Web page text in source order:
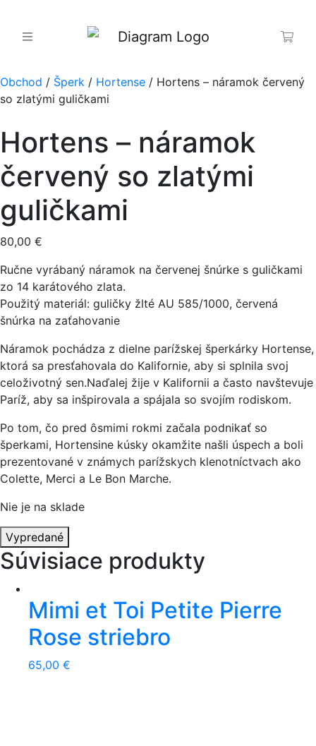
Obchod / Šperk / Hortense / Hortens – náramok červený
so zlatými guličkami
Hortens – náramok
červený so zlatými
guličkami
80,00 €
Ručne vyrábaný náramok na červenej šnúrke s guličkami
zo 14 karátového zlata.
Použitý materiál: guličky žlté AU 585/1000, červená
šnúrka na zaťahovanie
Náramok pochádza z dielne parížskej šperkárky Hortense,
ktorá sa presťahovala do Kalifornie, aby si splnila svoj
celoživotný sen.Naďalej žije v Kalifornii a často navštevuje
Paríž, aby sa inšpirovala a spájala so svojím rodiskom.
Po tom, čo pred ôsmimi rokmi začala podnikať so
šperkami, Hortensine kúsky okamžite našli úspech a boli
prezentované v známych parížskych klenotníctvach ako
Colette, Merci a Le Bon Marche.
Nie je na sklade
Vypredané
Súvisiace produkty
Mimi et Toi Petite Pierre
Rose striebro
65,00 €